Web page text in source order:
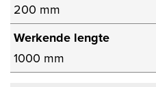
200 mm
Werkende lengte
1000 mm